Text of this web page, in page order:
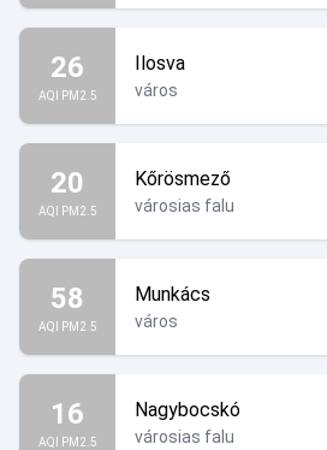
26
AQI PM2.5
Ilosva
város
20
AQI PM2.5
Kőrösmező
városias falu
58
AQI PM2.5
Munkács
város
16
AQI PM2.5
Nagybocskó
városias falu